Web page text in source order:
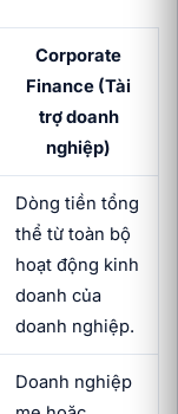
Corporate
Finance (Tài
trợ doanh
nghiệp)
Dòng tiền tổng
thể từ toàn bộ
hoạt động kinh
doanh của
doanh nghiệp.
Doanh nghiệp